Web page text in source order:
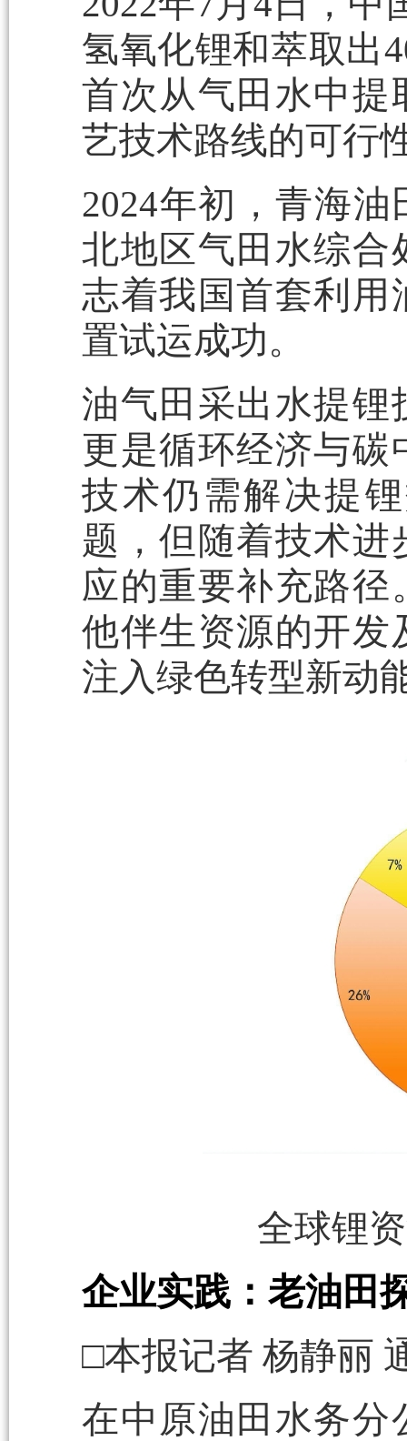
氢氧化锂和萃取出
首次从气田水中提
艺技术路线的可行
2024年初，青海
北地区气田水综合
志着我国首套利用
置试运成功。
油气田采出水提锂
更是循环经济与
技术仍需解决提
题，但随着技术
应的重要补充路
他伴生资源的开发
注入绿色转型新动
全球锂
企业实践：老油田
□本报记者 杨静丽
在中原油田水务分